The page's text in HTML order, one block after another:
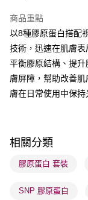
送貨方式
順豐自助櫃 - 確認
每筆HK$65.00，滿
順豐站及營業點 - 確
物流公司進行物流配
每筆HK$65.00，滿
(香港門市) 只顯示
商品重點
以8種膠原蛋白搭配
技術，迅速在肌膚
平衡膠原結構、提
膚屏障，幫助改善
膚在日常使用中保持
相關分類
膠原蛋白 套裝
SNP 膠原蛋白